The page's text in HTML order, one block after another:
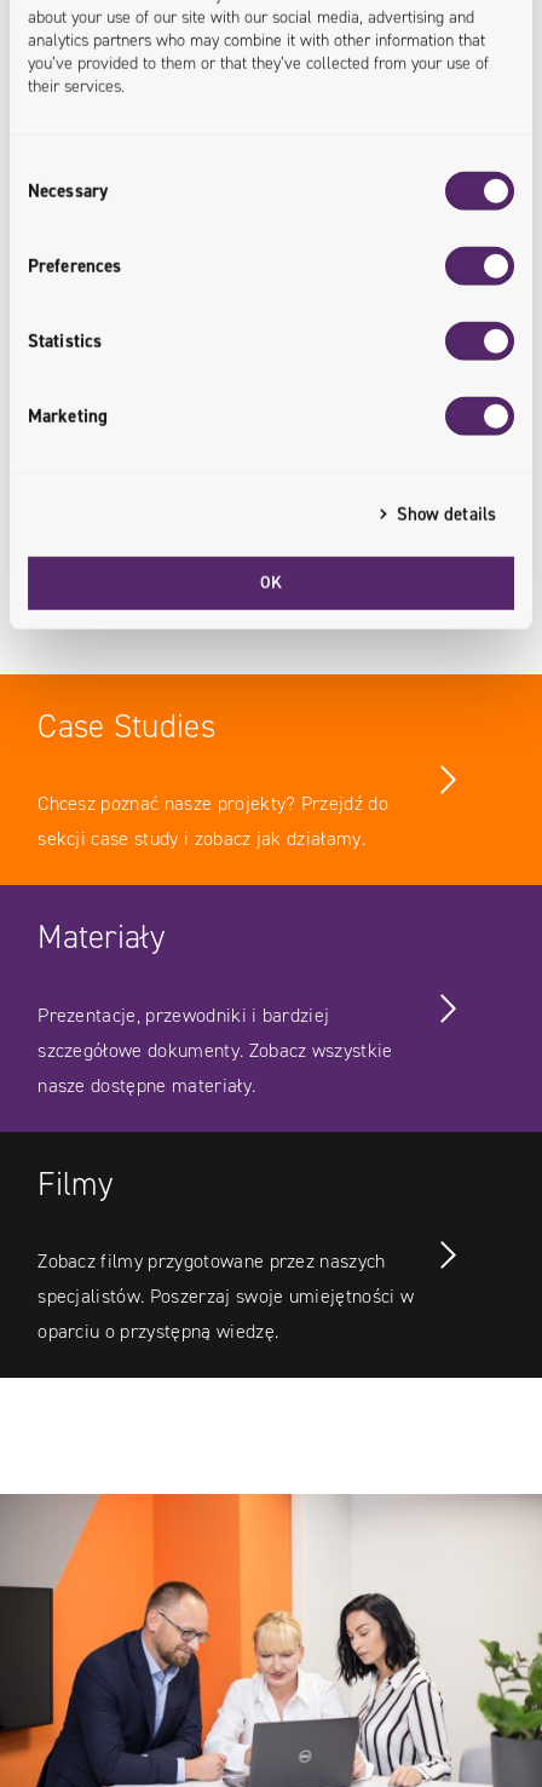
about your use of our site with our social media, advertising and
analytics partners who may combine it with other information that
you’ve provided to them or that they’ve collected from your use of
their services.
Selection
Necessary
Preferences
Statistics
Marketing
Show details
OK
Współpraca zespołu a jakość pracy – z punktu
prawidłowy przepływ informacji w zespole, nie
trzeba nikogo przekonywać. Komunikacja to jeden z
kluczowych czynników wpływających na jakość pracy, a
ta z kolei mocno implikuje powodzenie lub porażkę w
WIĘCEJ
Case Studies
Chcesz poznać nasze projekty? Przejdź do
sekcji case study i zobacz jak działamy.
Materiały
Prezentacje, przewodniki i bardziej
szczegółowe dokumenty. Zobacz wszystkie
nasze dostępne materiały.
Filmy
Zobacz filmy przygotowane przez naszych
specjalistów. Poszerzaj swoje umiejętności w
oparciu o przystępną wiedzę.